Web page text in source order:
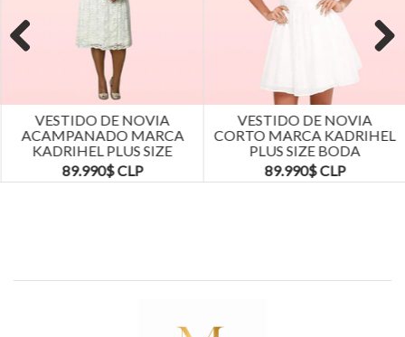
VESTIDO DE NOVIA
ACAMPANADO MARCA
KADRIHEL PLUS SIZE
BODA MATRIMONIO...
89.990$ CLP
VESTIDO DE NOVIA
CORTO MARCA KADRIHEL
PLUS SIZE BODA
MATRIMONIO...
89.990$ CLP